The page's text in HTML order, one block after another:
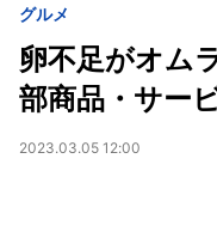
グルメ
卵不足がオム
部商品・サー
2023.03.05 12:00